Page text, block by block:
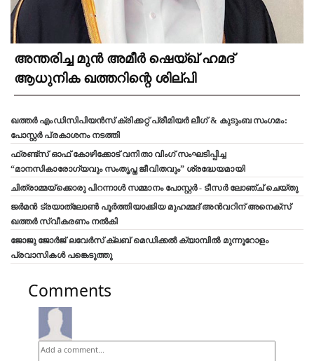
അന്തരിച്ച മുൻ അമീർ ഷെയ്ഖ് ഹമദ്
ആധുനിക ഖത്തറിന്റെ ശില്പി
ഖത്തർ എംഡിസിപിയൻസ് ക്രിക്കറ്റ് പ്രീമിയർ ലീഗ് & കുടുംബ സംഗമം:
പോസ്റ്റർ പ്രകാശനം നടത്തി
ഫ്രണ്ട്സ് ഓഫ് കോഴിക്കോട് വനിതാ വിംഗ് സംഘടിപ്പിച്ച
“മാനസികാരോഗ്യവും സംതൃപ്ത ജീവിതവും” ശ്രദ്ധേയമായി
ചിത്രാമ്മയ്ക്കൊരു പിറന്നാൾ സമ്മാനം പോസ്റ്റർ - ടീസർ ലോഞ്ച് ചെയ്തു
ജർമൻ ട്രയാത്‌ലോൺ പൂർത്തിയാക്കിയ മുഹമ്മദ് അൻവറിന് അനെക്സ്
ഖത്തർ സ്വീകരണം നൽകി
ജോജു ജോർജ് ലവേർസ് ക്ലബ്‌ മെഡിക്കൽ ക്യാമ്പിൽ മുന്നൂറോളം
പ്രവാസികൾ പങ്കെടുത്തു
Comments